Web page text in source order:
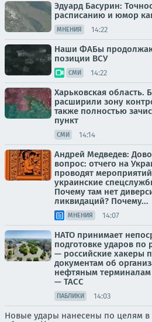
Эдуард Басурин:
расписанию и юмор
МНЕНИЯ 14:22
Наши ФАБы
позиции ВСУ
СМИ 14:22
Харьковская область.
расширили зону
также полностью
пункт
СМИ 14:14
Андрей Медведев:
вопрос: отчего на
проводят
украинские
Почему там нет
ликвидаций? Почему...
МНЕНИЯ 14:07
НАТО принимает
подготовке ударов по
— российские хакеры
документам об
нефтяным терминалам
— ТАСС
ПАБЛИКИ 14:03
Новые удары нанесены по целям в